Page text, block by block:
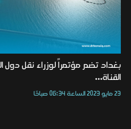
بغداد تضم مؤتمراً لوزراء نقل دول
القناة...
23 مايو 2023 الساعة 06:34 صباحًا